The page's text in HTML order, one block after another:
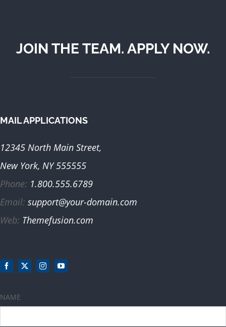
JOIN THE TEAM. APPLY NOW.
MAIL APPLICATIONS
12345 North Main Street,
New York, NY 555555
Phone: 1.800.555.6789
Email: support@your-domain.com
Web: Themefusion.com
NAME